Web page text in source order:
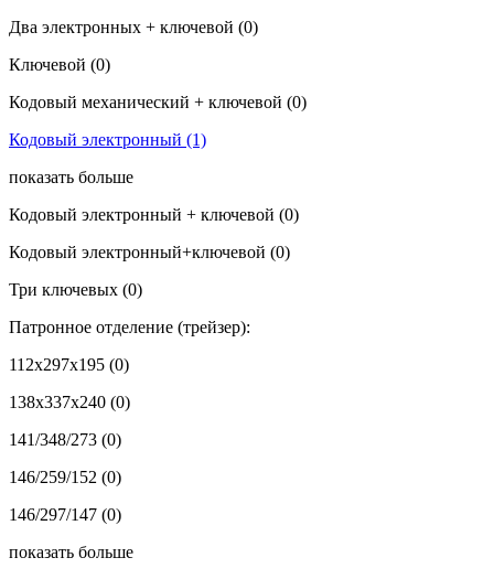
Два электронныx + ключевой (0)
Ключевой (0)
Кодовый механический + ключевой (0)
Кодовый электронный (1)
показать больше
Кодовый электронный + ключевой (0)
Кодовый электронный+ключевой (0)
Три ключевых (0)
Патронное отделение (трейзер):
112x297x195 (0)
138x337x240 (0)
141/348/273 (0)
146/259/152 (0)
146/297/147 (0)
показать больше